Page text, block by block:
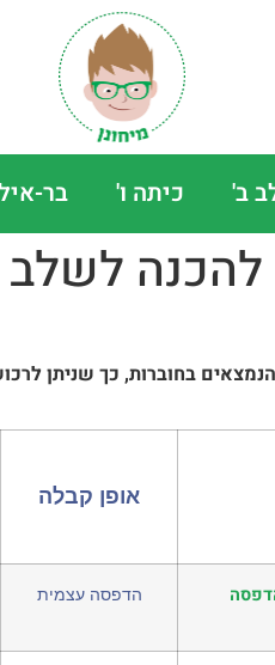
ב' כיתה ו' בר-
להכנה
בחוברות, כך שניתן
אופן קבלה
הדפסה עצמית